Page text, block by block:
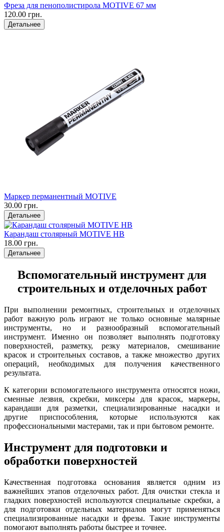
Фреза для пенополистирола MOTIVE 67 мм
120.00 грн.
Детальнее
Маркер перманентный MOTIVE
30.00 грн.
Детальнее
Карандаш столярный MOTIVE HB
18.00 грн.
Детальнее
Вспомогательный инструмент для
строительных и отделочных работ
При выполнении ремонтных, строительных и отделочных
работ важную роль играют не только основные малярные
инструменты, но и разнообразный вспомогательный
инструмент. Именно он позволяет выполнять подготовку
поверхностей, разметку, резку материалов, смешивание
красок и строительных составов, а также множество других
операций, необходимых для получения качественного
результата.
К категории вспомогательного инструмента относятся ножи,
сменные лезвия, скребки, миксеры для красок, маркеры,
карандаши для разметки, специализированные насадки и
другие приспособления, которые используются как
профессиональными мастерами, так и при бытовом ремонте.
Инструмент для подготовки и
обработки поверхностей
Качественная подготовка основания является одним из
важнейших этапов отделочных работ. Для очистки стекла и
гладких поверхностей используются специальные скребки, а
для подготовки отдельных материалов могут применяться
специализированные насадки и фрезы. Такие инструменты
помогают выполнять работы быстрее и точнее.